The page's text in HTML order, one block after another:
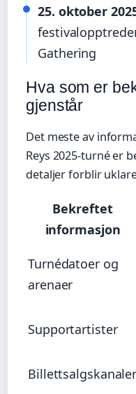
25. oktober
Gathering
Hva som er
gjenstår
Det meste av
Reys 2025-turné er
detaljer forblir
Bekreftet
informasjon
Turnédatoer og
arenaer
Supportartister
Billettsalgskanaler